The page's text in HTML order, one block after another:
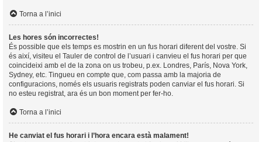
Torna a l’inici
Les hores són incorrectes!
És possible que els temps es mostrin en un fus horari diferent del vostre. Si
és així, visiteu el Tauler de control de l’usuari i canvieu el fus horari per que
coincideixi amb el de la zona on us trobeu, p.ex. Londres, París, Nova York,
Sydney, etc. Tingueu en compte que, com passa amb la majoria de
configuracions, només els usuaris registrats poden canviar el fus horari. Si
no esteu registrat, ara és un bon moment per fer-ho.
Torna a l’inici
He canviat el fus horari i l’hora encara està malament!